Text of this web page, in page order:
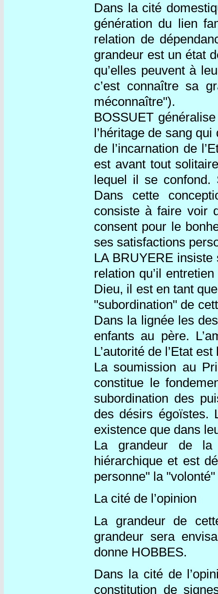
Dans la cité
génération du lien
relation de
grandeur est un état
qu’elles peuvent à
c’est connaître sa
méconnaître").
BOSSUET
l’héritage de sang
de l’incarnation de
est avant tout
lequel il se
Dans cette
consiste à faire voir
consent pour le
ses satisfactions
LA BRUYERE
relation qu’il
Dieu, il est en tant
"subordination" de
Dans la lignée les
enfants au père.
L’autorité de l’Etat
La soumission au
constitue le
subordination des
des désirs égoïstes.
existence que dans
La grandeur de la
hiérarchique et est
personne" la
La cité de l’opinion
La grandeur de
grandeur sera
donne HOBBES.
Dans la cité de
constitution de